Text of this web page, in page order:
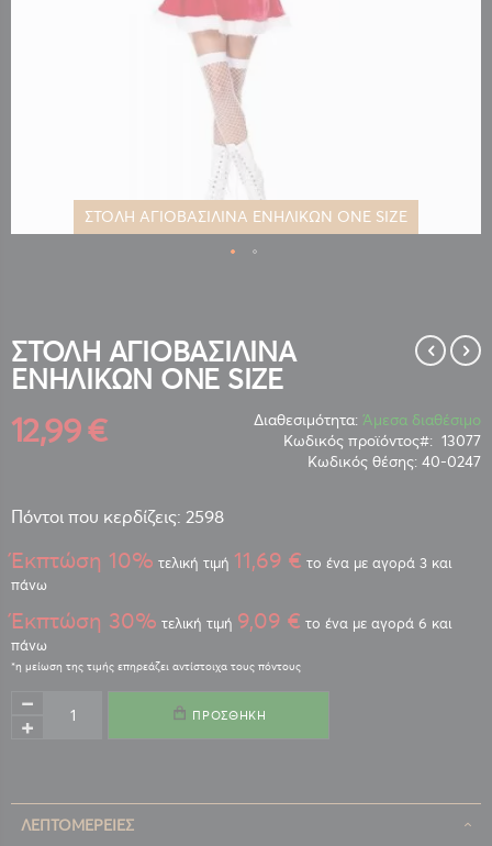
ΣΤΟΛΗ ΑΓΙΟΒΑΣΙΛΙΝΑ ΕΝΗΛΙΚΩΝ ONE SIZE
της
συλλογής
εικόνων
ΣΤΟΛΗ ΑΓΙΟΒΑΣΙΛΙΝΑ
ΕΝΗΛΙΚΩΝ ONE SIZE
12,99 € Διαθεσιμότητα: Άμεσα διαθέσιμο
Κωδικός προϊόντος
13077
Κωδικός θέσης: 40-0247
Πόντοι που κερδίζεις: 2598
Έκπτώση 10% τελική τιμή 11,69 € το ένα με αγορά 3 και
πάνω
Έκπτώση 30% τελική τιμή 9,09 € το ένα με αγορά 6 και
πάνω
ΠΡΟΣΘΉΚΗ
ΛΕΠΤΟΜΈΡΕΙΕΣ